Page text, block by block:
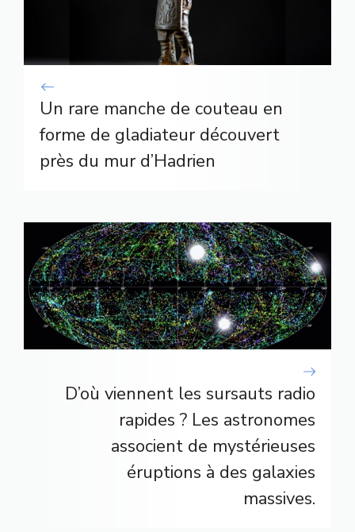
Un rare manche de couteau en
forme de gladiateur découvert
près du mur d’Hadrien
D’où viennent les sursauts radio
rapides ? Les astronomes
associent de mystérieuses
éruptions à des galaxies
massives.